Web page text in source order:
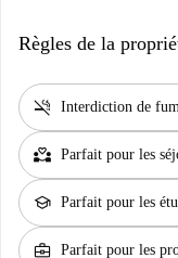
Règles de la
smoke_free Interdiction de
partner_heart Parfait pour les
school Parfait pour les
business_center Parfait pour les